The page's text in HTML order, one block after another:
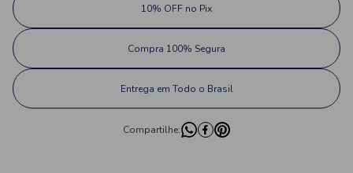
10% OFF no Pix
Compra 100% Segura
Entrega em Todo o Brasil
Compartilhe: